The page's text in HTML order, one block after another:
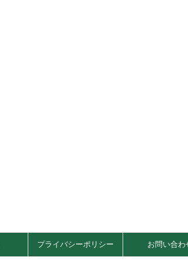
プライバシーポリシー お問い合わ